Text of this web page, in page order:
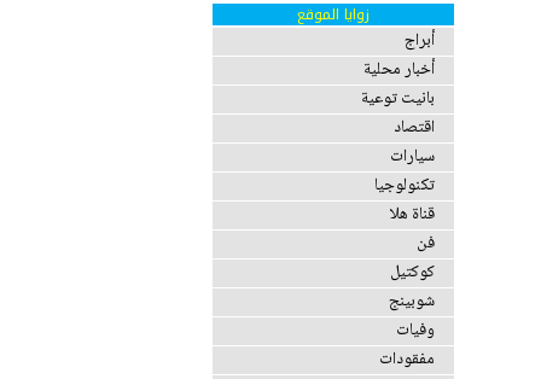
زوايا الموقع
أبراج
أخبار محلية
بانيت توعية
اقتصاد
سيارات
تكنولوجيا
قناة هلا
فن
كوكتيل
شوبينج
وفيات
مفقودات